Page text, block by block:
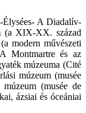
A Diadalív-
(a XIX-XX. század
modern művészeti
Montmartre és az
múzeuma (Cité
múzeum (musée
(musée de
ázsiai és óceániai